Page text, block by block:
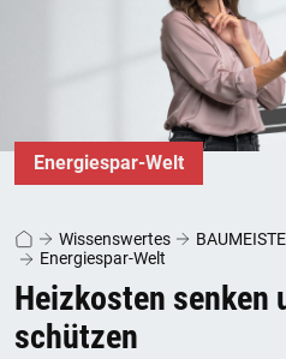
Energiespar-Welt
Wissenswertes
Energiespar-Welt
Heizkosten senken
schützen